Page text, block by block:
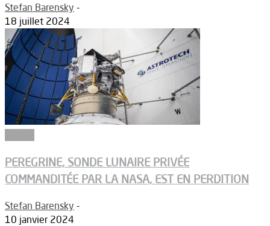
Stefan Barensky -
18 juillet 2024
PEREGRINE, SONDE LUNAIRE PRIVÉE
COMMANDITÉE PAR LA NASA, EST EN PERDITION
Stefan Barensky -
10 janvier 2024